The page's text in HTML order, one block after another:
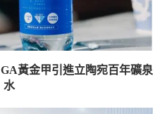
黃金甲引進立陶宛百年礦泉
水